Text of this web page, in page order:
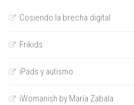
Cosiendo la brecha digital
Frikids
iPads y autismo
iWomanish by María Zabala